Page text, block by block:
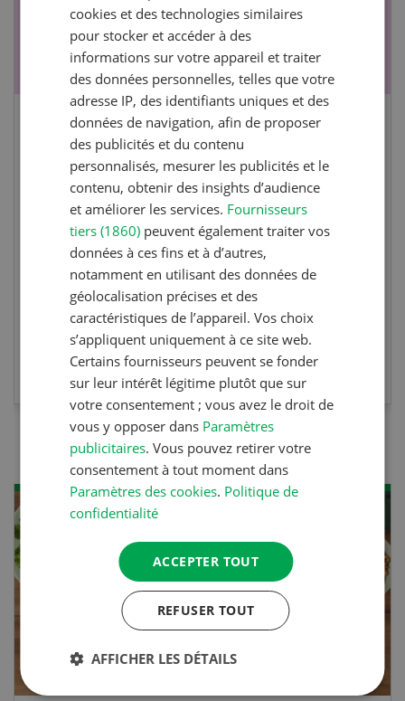
Cours spécialisé Aquaculture
Vous élevez des poissons ou songez à le faire?
Ce cours vous équipe du savoir nécessaire. Si
vous effectuez aussi un stage pratique, votre
diplôme est reconnu officiellement et vous
habilite à détenir des poissons à titre
professionnel.
EN SAVOIR PLUS
cookies et des technologies similaires
pour stocker et accéder à des
informations sur votre appareil et traiter
des données personnelles, telles que votre
adresse IP, des identifiants uniques et des
données de navigation, afin de proposer
des publicités et du contenu
personnalisés, mesurer les publicités et le
contenu, obtenir des insights d’audience
et améliorer les services. Fournisseurs
tiers (1860) peuvent également traiter vos
données à ces fins et à d’autres,
notamment en utilisant des données de
géolocalisation précises et des
caractéristiques de l’appareil. Vos choix
s’appliquent uniquement à ce site web.
Certains fournisseurs peuvent se fonder
sur leur intérêt légitime plutôt que sur
votre consentement ; vous avez le droit de
vous y opposer dans Paramètres
publicitaires. Vous pouvez retirer votre
consentement à tout moment dans
Paramètres des cookies. Politique de
confidentialité
ACCEPTER TOUT
REFUSER TOUT
AFFICHER LES DÉTAILS